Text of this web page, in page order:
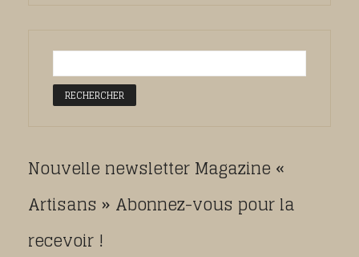
Nouvelle newsletter Magazine «
Artisans » Abonnez-vous pour la
recevoir !